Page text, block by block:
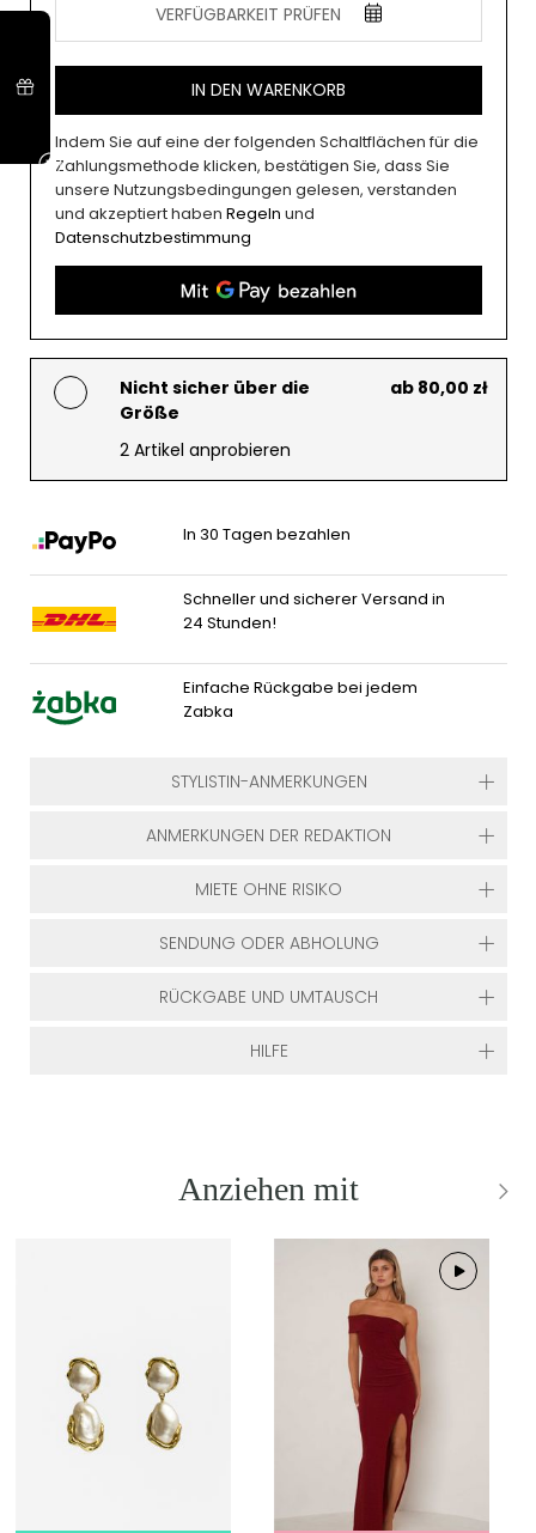
VERFÜGBARKEIT PRÜFEN
IN DEN WARENKORB
Indem Sie auf eine der folgenden Schaltflächen für die
Zahlungsmethode klicken, bestätigen Sie, dass Sie
unsere Nutzungsbedingungen gelesen, verstanden
und akzeptiert haben Regeln und
Datenschutzbestimmung
Nicht sicher über die
Größe
ab 80,00 zł
2 Artikel anprobieren
In 30 Tagen bezahlen
Schneller und sicherer Versand in
24 Stunden!
Einfache Rückgabe bei jedem
Zabka
STYLISTIN-ANMERKUNGEN
ANMERKUNGEN DER REDAKTION
MIETE OHNE RISIKO
SENDUNG ODER ABHOLUNG
RÜCKGABE UND UMTAUSCH
HILFE
Anziehen mit